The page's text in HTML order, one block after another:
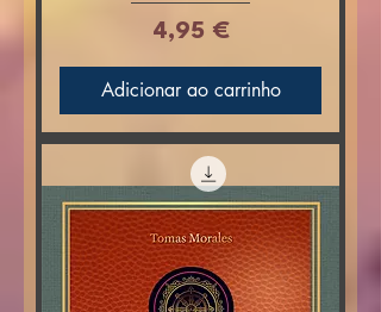
Preço
4,95 €
Adicionar ao carrinho